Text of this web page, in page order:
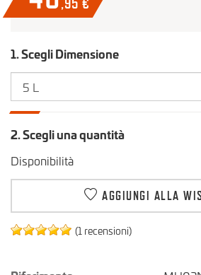
(1 recensioni)
1. Scegli Dimensione
2. Scegli una quantità
Disponibilità
AGGIUNGI ALLA